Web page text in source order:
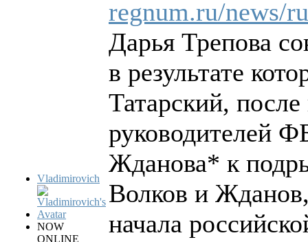
Vladimirovich
NOW
ONLINE
regnum.ru/news/
Дарья Трепова
в результате
Татарский,
руководителей
Жданова* к
Волков и
начала